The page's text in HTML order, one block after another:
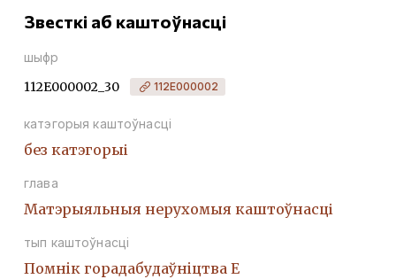
Звесткі аб каштоўнасці
шыфр
112Е000002_30 112Е000002
катэгорыя каштоўнасці
без катэгорыі
глава
Матэрыяльныя нерухомыя каштоўнасці
тып каштоўнасці
Помнiк горадабудаўнiцтва Е